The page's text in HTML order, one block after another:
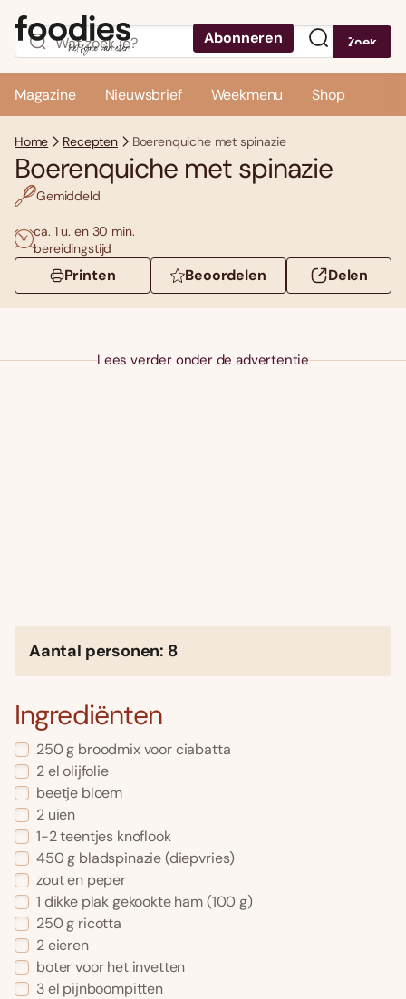
Abonneren Zoek
Magazine Nieuwsbrief Weekmenu Shop
Home Recepten Boerenquiche met spinazie
Boerenquiche met spinazie
Gemiddeld
ca. 1 u. en 30 min.
bereidingstijd
Printen Beoordelen Delen
Lees verder onder de advertentie
Aantal personen: 8
Ingrediënten
250 g broodmix voor ciabatta
2 el olijfolie
beetje bloem
2 uien
1-2 teentjes knoflook
450 g bladspinazie (diepvries)
zout en peper
1 dikke plak gekookte ham (100 g)
250 g ricotta
2 eieren
boter voor het invetten
3 el pijnboompitten